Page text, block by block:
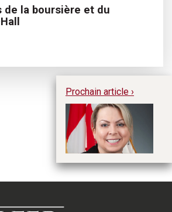
de la boursière et du
Prochain article ›